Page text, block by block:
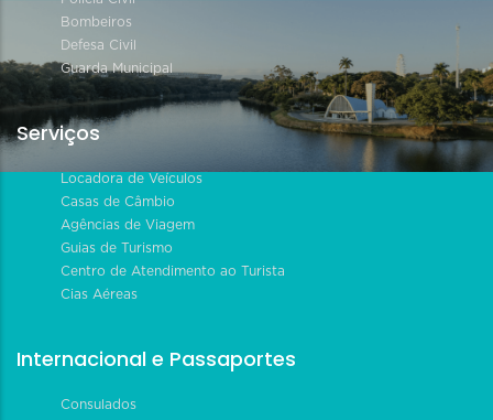
Bombeiros
Defesa Civil
Guarda Municipal
Serviços
Locadora de Veículos
Casas de Câmbio
Agências de Viagem
Guias de Turismo
Centro de Atendimento ao Turista
Cias Aéreas
Internacional e Passaportes
Consulados